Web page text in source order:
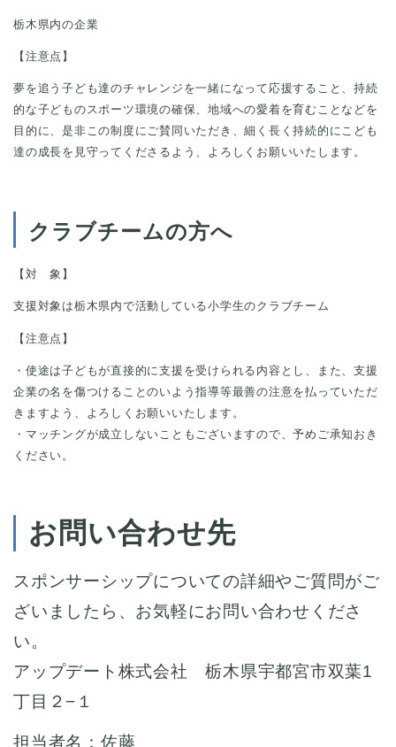
栃木県内の企業
【注意点】
夢を追う子ども達のチャレンジを一緒になって応援すること、持続
的な子どものスポーツ環境の確保、地域への愛着を育むことなどを
目的に、是非この制度にご賛同いただき、細く長く持続的にこども
達の成長を見守ってくださるよう、よろしくお願いいたします。
クラブチームの方へ
【対 象】
支援対象は栃木県内で活動している小学生のクラブチーム
【注意点】
・使途は子どもが直接的に支援を受けられる内容とし、また、支援
企業の名を傷つけることのいよう指導等最善の注意を払っていただ
きますよう、よろしくお願いいたします。
・マッチングが成立しないこともございますので、予めご承知おき
ください。
お問い合わせ先
スポンサーシップについての詳細やご質問がご
ざいましたら、お気軽にお問い合わせくださ
い。
アップデート株式会社 栃木県宇都宮市双葉1
丁目２−１
担当者名：佐藤